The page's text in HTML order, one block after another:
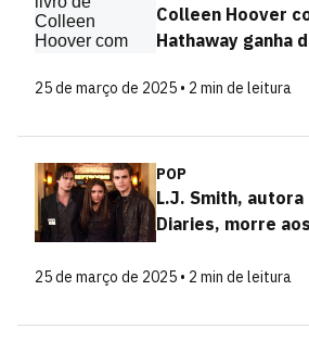
Colleen Hoover
Hathaway ganha
25 de março de 2025 • 2 min de leitura
POP
L.J. Smith, autora
Diaries, morre
25 de março de 2025 • 2 min de leitura